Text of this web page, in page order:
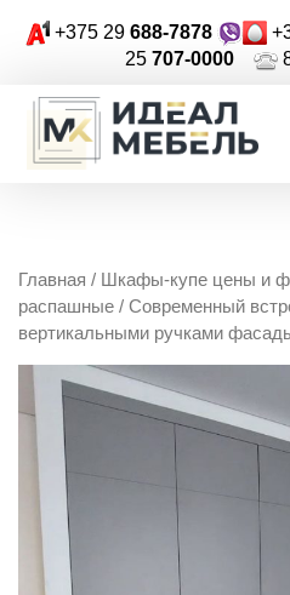
+375 29 688-7878
25 707-0000
Главная / Шкафы-купе цены и
распашные / Современный
вертикальными ручками